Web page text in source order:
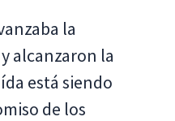
la
alcanzaron la
está siendo
de los